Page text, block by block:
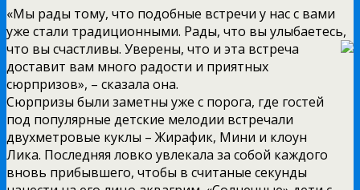
«Мы рады тому, что подобные встречи у нас с вами
уже стали традиционными. Рады, что вы улыбаетесь,
что вы счастливы. Уверены, что и эта встреча
доставит вам много радости и приятных
сюрпризов», – сказала она.
Сюрпризы были заметны уже с порога, где гостей
под популярные детские мелодии встречали
двухметровые куклы – Жирафик, Мини и клоун
Лика. Последняя ловко увлекала за собой каждого
вновь прибывшего, чтобы в считаные секунды